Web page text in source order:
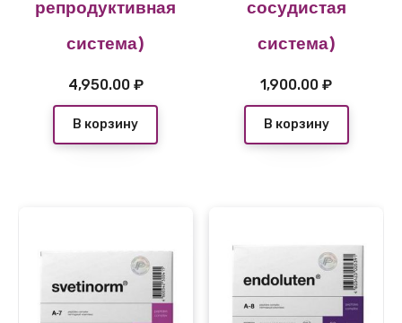
репродуктивная
система)
4,950.00 ₽
В корзину
сосудистая
система)
1,900.00₽
В корзину